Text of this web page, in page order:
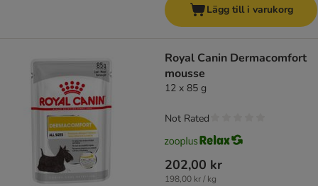
Lägg till i varukorg
Royal Canin Dermacomfort
mousse
12 x 85 g
202,00 kr
198,00 kr / kg
Not Rated